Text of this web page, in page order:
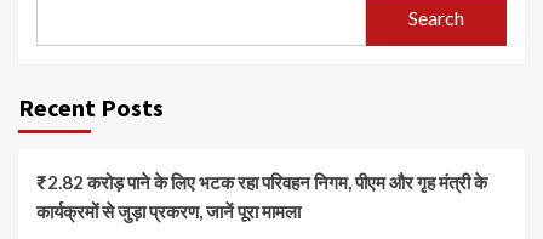
Search
Recent Posts
₹2.82 करोड़ पाने के लिए भटक रहा परिवहन निगम, पीएम और गृह मंत्री के
कार्यक्रमों से जुड़ा प्रकरण, जानें पूरा मामला